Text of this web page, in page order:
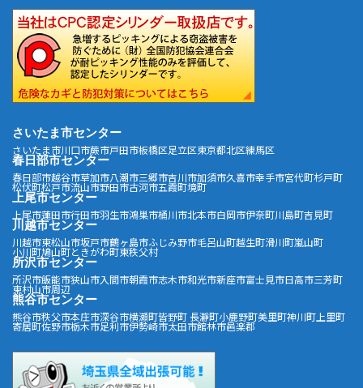
さいたま市センター
さいたま市川口市蕨市戸田市板橋区足立区東京都北区練馬区
春日部市センター
春日部市越谷市草加市八潮市三郷市吉川市加須市久喜市幸手市宮代町杉戸町
松伏町松戸市流山市野田市古河市五霞町境町
上尾市センター
上尾市蓮田市行田市羽生市鴻巣市桶川市北本市白岡市伊奈町川島町吉見町
川越市センター
川越市東松山市坂戸市鶴ヶ島市ふじみ野市毛呂山町越生町滑川町嵐山町
小川町鳩山町ときがわ町東秩父村
所沢市センター
所沢市飯能市狭山市入間市朝霞市志木市和光市新座市富士見市日高市三芳町
東村山市周辺
熊谷市センター
熊谷市秩父市本庄市深谷市横瀬町皆野町 長瀞町小鹿野町美里町神川町 上里町
寄居町佐野市栃木市足利市伊勢崎市太田市館林市邑楽郡